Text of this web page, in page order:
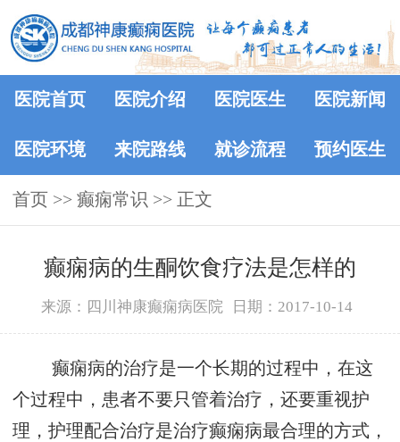
医院首页 医院介绍 医院医生 医院新闻
医院环境 来院路线 就诊流程 预约医生
首页 >> 癫痫常识 >> 正文
癫痫病的生酮饮食疗法是怎样的
来源：四川神康癫痫病医院 日期：2017-10-14
癫痫病的治疗是一个长期的过程中，在这
个过程中，患者不要只管着治疗，还要重视护
理，护理配合治疗是治疗癫痫病最合理的方式，